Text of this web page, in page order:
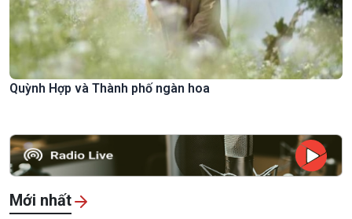
Quỳnh Hợp và Thành phố ngàn hoa
Mới nhất